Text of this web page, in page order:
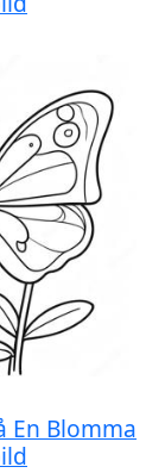
En Blomma